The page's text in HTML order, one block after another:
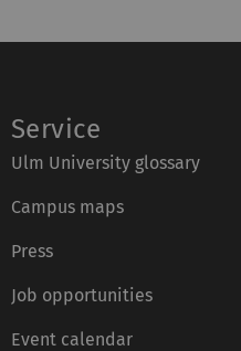
Service
Ulm University glossary
Campus maps
Press
Job opportunities
Event calendar